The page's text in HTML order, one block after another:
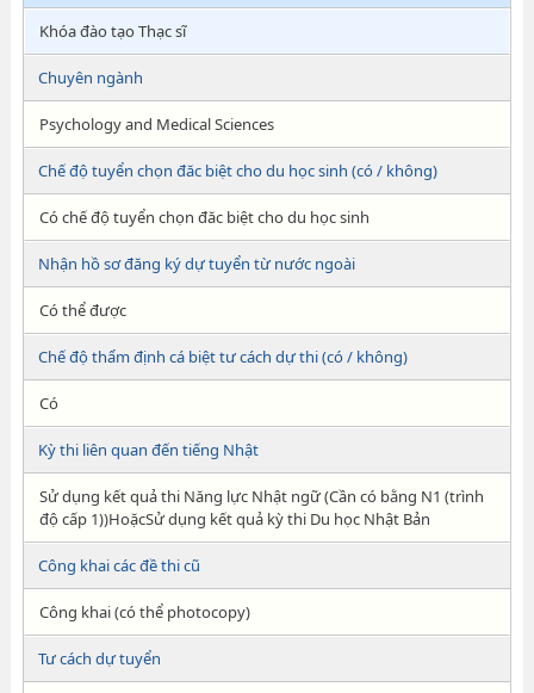
Khóa đào tạo Thạc sĩ
Chuyên ngành
Psychology and Medical Sciences
Chế độ tuyển chọn đăc biệt cho du học sinh (có / không)
Có chế độ tuyển chọn đăc biệt cho du học sinh
Nhận hồ sơ đăng ký dự tuyển từ nước ngoài
Có thể được
Chế độ thẩm định cá biệt tư cách dự thi (có / không)
Có
Kỳ thi liên quan đến tiếng Nhật
Sử dụng kết quả thi Năng lực Nhật ngữ (Cần có bằng N1 (trình
độ cấp 1))HoặcSử dụng kết quả kỳ thi Du học Nhật Bản
Công khai các đề thi cũ
Công khai (có thể photocopy)
Tư cách dự tuyển